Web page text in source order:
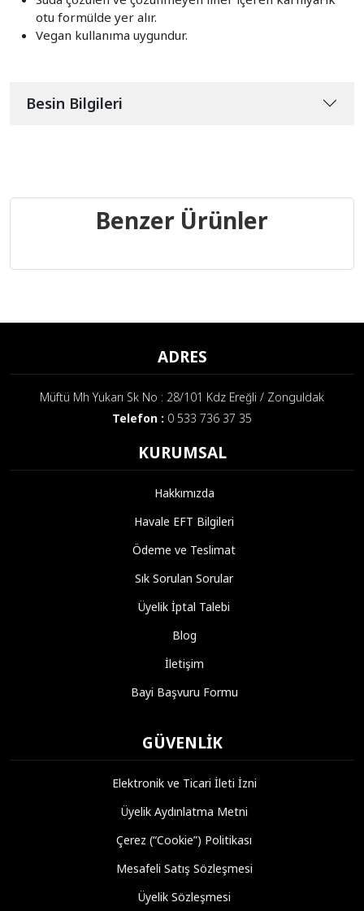
otu formülde yer alır.
Vegan kullanıma uygundur.
Besin Bilgileri
Benzer Ürünler
ADRES
Müftü Mh Yukarı Sk No : 28/101 Kdz Ereğli / Zonguldak
Telefon : 0 533 736 37 35
KURUMSAL
Hakkımızda
Havale EFT Bilgileri
Ödeme ve Teslimat
Sık Sorulan Sorular
Üyelik İptal Talebi
Blog
İletişim
Bayi Başvuru Formu
GÜVENLIK
Elektronik ve Ticari İleti İzni
Üyelik Aydınlatma Metni
Çerez (“Cookie”) Politikası
Mesafeli Satış Sözleşmesi
Üyelik Sözleşmesi